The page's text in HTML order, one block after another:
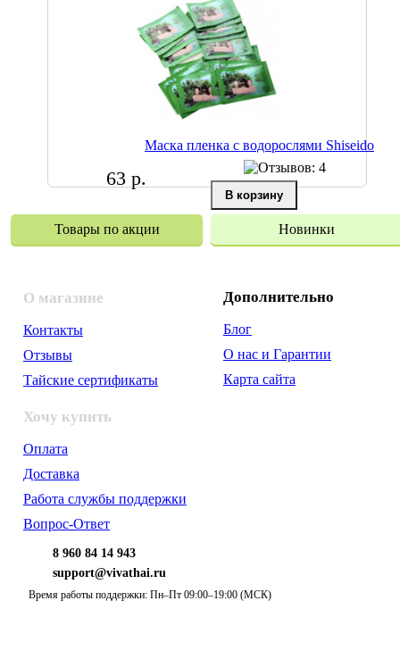
Маска пленка с водорослями Shiseido
63 р.
Товары по акции Новинки
О магазине
Контакты
Отзывы
Тайские сертификаты
Хочу купить
Оплата
Доставка
Работа службы поддержки
Вопрос-Ответ
Дополнительно
Блог
О нас и Гарантии
Карта сайта
8 960 84 14 943
support@vivathai.ru
Время работы поддержки: Пн–Пт 09:00–19:00 (МСК)